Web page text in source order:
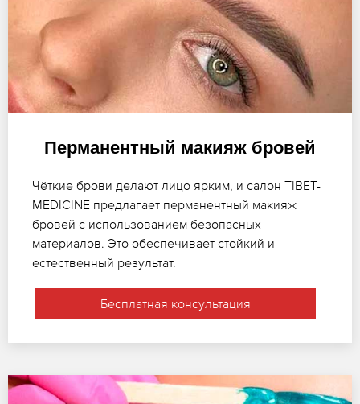
Перманентный макияж бровей
Чёткие брови делают лицо ярким, и салон TIBET-
MEDICINE предлагает перманентный макияж
бровей с использованием безопасных
материалов. Это обеспечивает стойкий и
естественный результат.
Бесплатная консультация